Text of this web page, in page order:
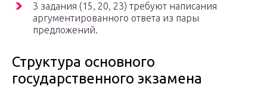
3 задания (15, 20, 23) требуют написания
аргументированного ответа из пары
предложений.
Структура основного
государственного экзамена